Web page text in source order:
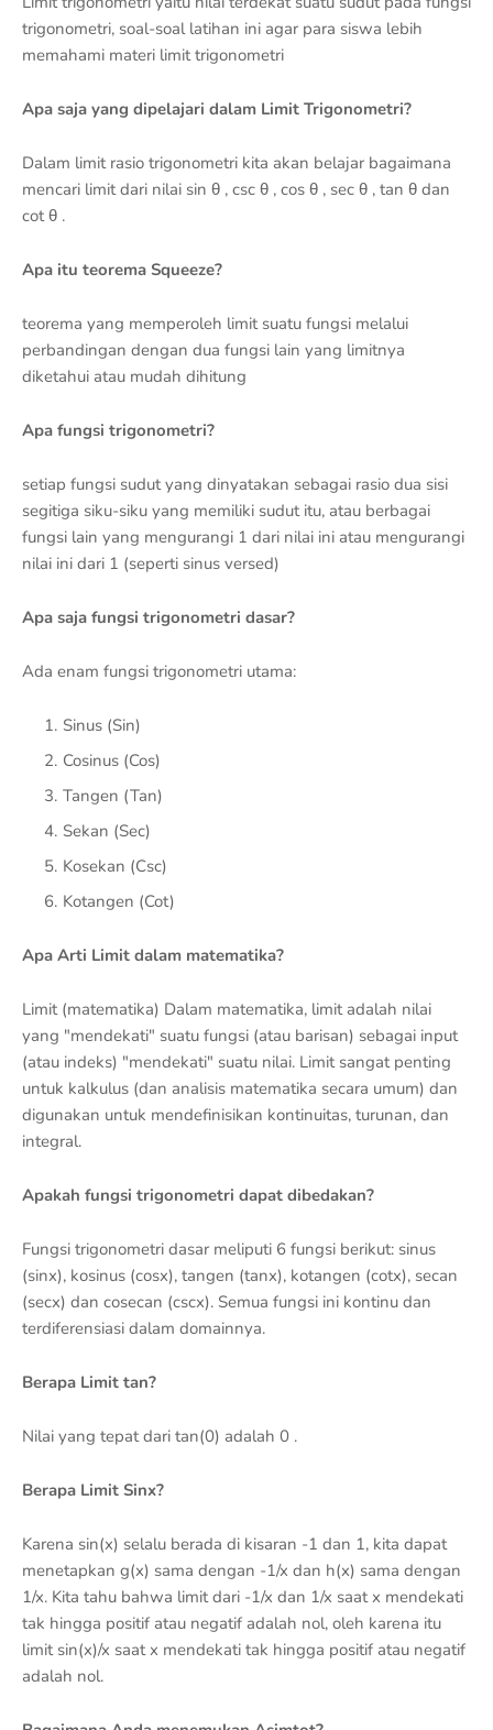
trigonometri, soal-soal latihan ini agar para siswa lebih
memahami materi limit trigonometri
Apa saja yang dipelajari dalam Limit Trigonometri?
Dalam limit rasio trigonometri kita akan belajar bagaimana
mencari limit dari nilai sin θ , csc θ , cos θ , sec θ , tan θ dan
cot θ .
Apa itu teorema Squeeze?
teorema yang memperoleh limit suatu fungsi melalui
perbandingan dengan dua fungsi lain yang limitnya
diketahui atau mudah dihitung
Apa fungsi trigonometri?
setiap fungsi sudut yang dinyatakan sebagai rasio dua sisi
segitiga siku-siku yang memiliki sudut itu, atau berbagai
fungsi lain yang mengurangi 1 dari nilai ini atau mengurangi
nilai ini dari 1 (seperti sinus versed)
Apa saja fungsi trigonometri dasar?
Ada enam fungsi trigonometri utama:
Sinus (Sin)
Cosinus (Cos)
Tangen (Tan)
Sekan (Sec)
Kosekan (Csc)
Kotangen (Cot)
Apa Arti Limit dalam matematika?
Limit (matematika) Dalam matematika, limit adalah nilai
yang "mendekati" suatu fungsi (atau barisan) sebagai input
(atau indeks) "mendekati" suatu nilai. Limit sangat penting
untuk kalkulus (dan analisis matematika secara umum) dan
digunakan untuk mendefinisikan kontinuitas, turunan, dan
integral.
Apakah fungsi trigonometri dapat dibedakan?
Fungsi trigonometri dasar meliputi 6 fungsi berikut: sinus
(sinx), kosinus (cosx), tangen (tanx), kotangen (cotx), secan
(secx) dan cosecan (cscx). Semua fungsi ini kontinu dan
terdiferensiasi dalam domainnya.
Berapa Limit tan?
Nilai yang tepat dari tan(0) adalah 0 .
Berapa Limit Sinx?
Karena sin(x) selalu berada di kisaran -1 dan 1, kita dapat
menetapkan g(x) sama dengan -1/x dan h(x) sama dengan
1/x. Kita tahu bahwa limit dari -1/x dan 1/x saat x mendekati
tak hingga positif atau negatif adalah nol, oleh karena itu
limit sin(x)/x saat x mendekati tak hingga positif atau negatif
adalah nol.